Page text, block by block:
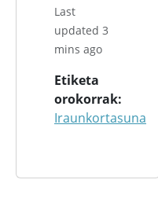
Last
updated 3
mins ago
Etiketa
orokorrak
Iraunkortasuna